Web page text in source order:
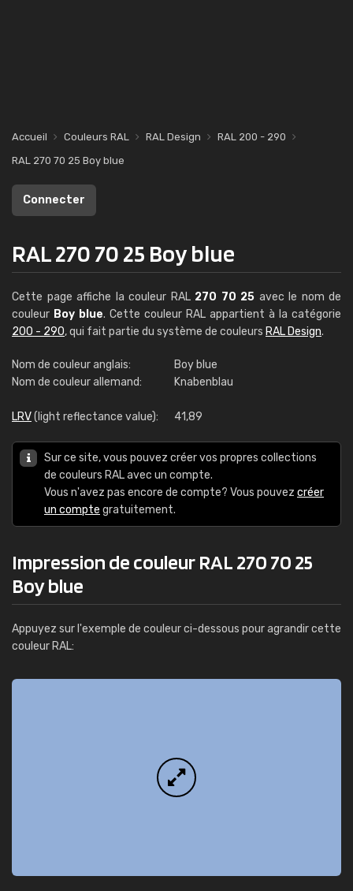
Accueil Couleurs RAL RAL Design
RAL 200 - 290
RAL 270 70 25 Boy blue
Connecter
RAL 270 70 25 Boy blue
Cette page affiche la couleur RAL 270 70 25 avec le nom de
couleur Boy blue. Cette couleur RAL appartient à la catégorie
200 - 290, qui fait partie du système de couleurs RAL Design.
Nom de couleur anglais:
Boy blue
Nom de couleur allemand:
Knabenblau
LRV(light reflectance value): 41,89
Sur ce site, vous pouvez créer vos propres collections
de couleurs RAL avec un compte.
Vous n'avez pas encore de compte? Vous pouvez créer
un compte gratuitement.
Impression de couleur RAL 270 70 25
Boy blue
Appuyez sur l'exemple de couleur ci-dessous pour agrandir cette
couleur RAL: